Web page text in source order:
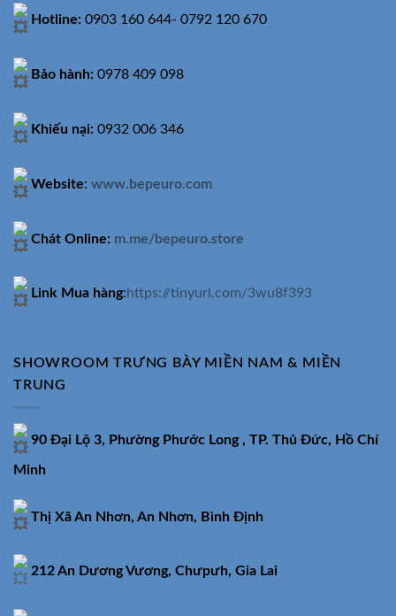
Hotline: 0903 160 644- 0792 120 670
Bảo hành: 0978 409 098
Khiếu nại: 0932 006 346
Website: www.bepeuro.com
Chát Online: m.me/bepeuro.store
Link Mua hàng:https://tinyurl.com/3wu8f393
SHOWROOM TRƯNG BÀY MIỀN NAM & MIỀN
TRUNG
90 Đại Lộ 3, Phường Phước Long , TP. Thủ Đức, Hồ Chí
Minh
Thị Xã An Nhơn, An Nhơn, Bình Định
212 An Dương Vương, Chưpưh, Gia Lai